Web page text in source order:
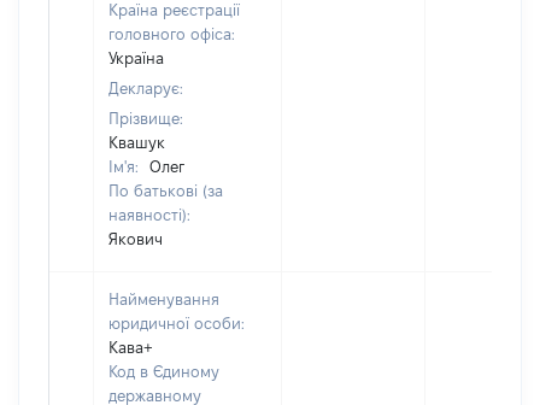
Країна реєстрації
головного офіса:
Україна
Декларує:
Прізвище:
Квашук
Ім'я:
Олег
По батькові (за
наявності):
Якович
Найменування
юридичної особи:
Кава+
Код в Єдиному
державному